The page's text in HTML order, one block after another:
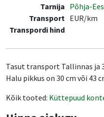
Tarnija Põhja-
Transport
Transpordi hind
EUR/km
Tasut transport Tallinnas ja
Halu pikkus on 30 cm või 43
Kõik tooted: Küttepuud